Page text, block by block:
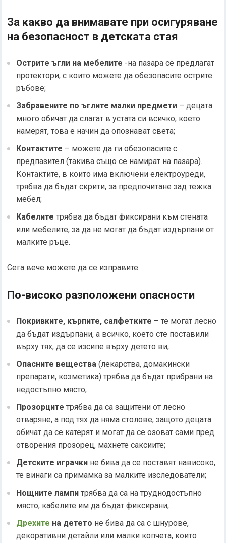
За какво да внимавате при осигуряване
на безопасност в детската стая
Острите ъгли на мебелите -на пазара се предлагат
протектори, с които можете да обезопасите острите
ръбове;
Забравените по ъглите малки предмети – децата
много обичат да слагат в устата си всичко, което
намерят, това е начин да опознават света;
Контактите – можете да ги обезопасите с
предпазител (такива също се намират на пазара).
Контактите, в които има включени електроуреди,
трябва да бъдат скрити, за предпочитане зад тежка
мебел;
Кабелите трябва да бъдат фиксирани към стената
или мебелите, за да не могат да бъдат издърпани от
малките ръце.
Сега вече можете да се изправите.
По-високо разположени опасности
Покривките, кърпите, салфетките – те могат лесно
да бъдат издърпани, а всичко, което сте поставили
върху тях, да се изсипе върху детето ви;
Опасните вещества (лекарства, домакински
препарати, козметика) трябва да бъдат прибрани на
недостъпно място;
Прозорците трябва да са защитени от лесно
отваряне, а под тях да няма столове, защото децата
обичат да се катерят и могат да се озоват сами пред
отворения прозорец, махнете саксиите;
Детските играчки не бива да се поставят нависоко,
те винаги са примамка за малките изследователи;
Нощните лампи трябва да са на труднодостъпно
място, кабелите им да бъдат фиксирани;
Дрехите на детето не бива да са с шнурове,
декоративни детайли или малки копчета, които